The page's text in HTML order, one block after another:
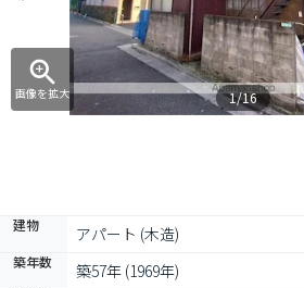
画像を拡大 1/16
建物 アパート (木造)
築年数 築57年 (1969年)